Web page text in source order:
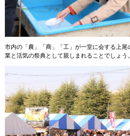
市内の「農」「商」「工」が一堂に会する上
業と活気の祭典として親しまれることでしょう。